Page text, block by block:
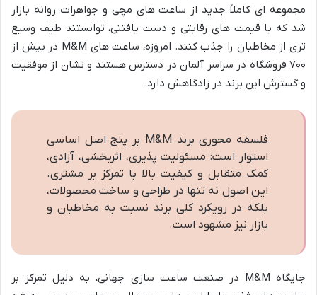
مجموعه ای کاملاً جدید از ساعت های مچی و جواهرات روانه بازار
شد که با قیمت های رقابتی و دست یافتنی، توانستند طیف وسیع
تری از مخاطبان را جذب کنند. امروزه، ساعت های M&M در بیش از
۷۰۰ فروشگاه در سراسر آلمان در دسترس هستند و نشان از موفقیت
و گسترش این برند در زادگاهش دارد.
فلسفه محوری برند M&M بر پنج اصل اساسی
استوار است: مسئولیت پذیری، اثربخشی، آزادی،
کمک متقابل و کیفیت بالا با تمرکز بر مشتری.
این اصول نه تنها در طراحی و ساخت محصولات،
بلکه در رویکرد کلی برند نسبت به مخاطبان و
بازار نیز مشهود است.
جایگاه M&M در صنعت ساعت سازی جهانی، به دلیل تمرکز بر